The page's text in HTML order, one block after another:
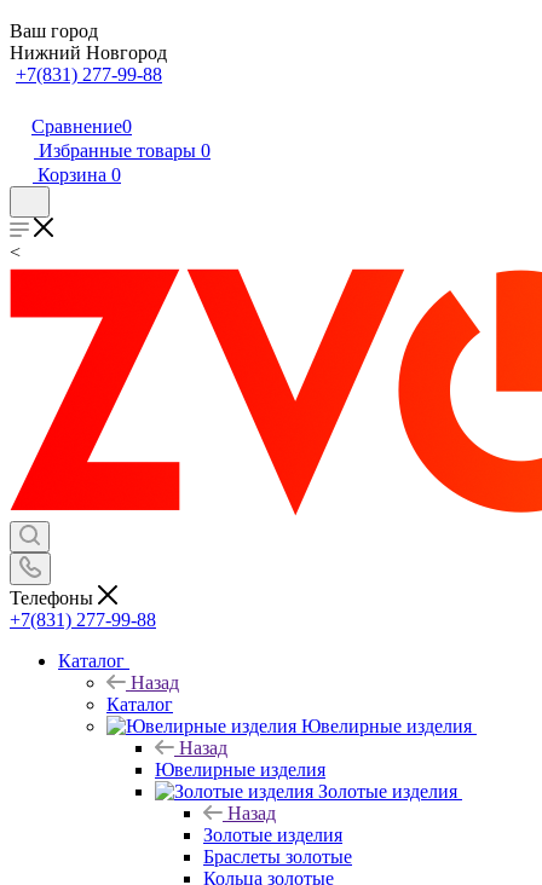
Ваш город
Нижний Новгород
+7(831) 277-99-88
Сравнение0
Избранные товары 0
Корзина 0
<
Телефоны
+7(831) 277-99-88
Каталог
Назад
Каталог
Ювелирные изделия
Назад
Ювелирные изделия
Золотые изделия
Назад
Золотые изделия
Браслеты золотые
Кольца золотые